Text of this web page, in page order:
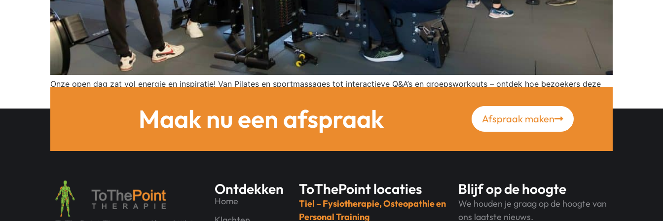
Onze open dag zat vol energie en inspiratie! Van Pilates en sportmassages tot interactieve Q&A’s en groepsworkouts – ontdek hoe bezoekers deze
Maak nu een afspraak Afspraak maken
Ontdekken
Home
ToThePoint locaties
Tiel – Fysiotherapie, Osteopathie en
Personal Training
Blijf op de hoogte
We houden je graag op de hoogte van
ons laatste nieuws.